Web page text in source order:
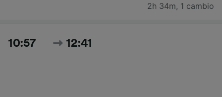
2h 34m, 1 cambio
10:57 12:41